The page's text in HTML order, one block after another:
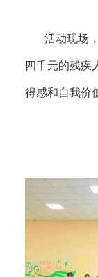
活动现场
四千元的残疾
得感和自我价